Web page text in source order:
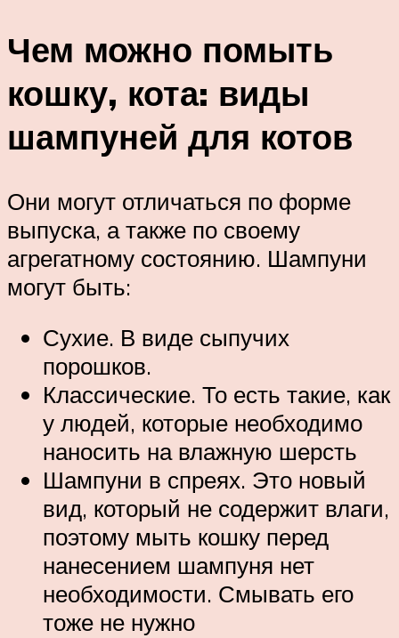
Чем можно помыть
кошку, кота: виды
шампуней для котов
Они могут отличаться по форме
выпуска, а также по своему
агрегатному состоянию. Шампуни
могут быть:
Сухие. В виде сыпучих
порошков.
Классические. То есть такие, как
у людей, которые необходимо
наносить на влажную шерсть
Шампуни в спреях. Это новый
вид, который не содержит влаги,
поэтому мыть кошку перед
нанесением шампуня нет
необходимости. Смывать его
тоже не нужно